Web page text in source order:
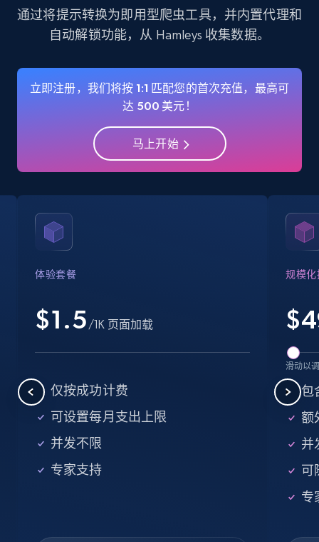
Instagram - Profiles - Collect profile
business account, Is professional account, Is
verified, and more.
3.5K+ 注册使用
Crunchbase companies information
Name, URL, ID, Cb rank, Region, About,
Searching data by keyword
Name, URL, ID, Cb rank, Region, About,
Industries, Operating status, and more.
通过将提示转换为即用型爬虫工具，并内置代理和
自动解锁功能，从 Hamleys 收集数据。
立即注册，我们将按 1:1 匹配您的首次充值，最高可
达 500 美元！
马上开始
体验套餐
$1.5 /1K 页面加载
仅按成功计费
可设置每月支出上限
并发不限
专家支持
规模化
$
滑动以
包
额
并
可
专